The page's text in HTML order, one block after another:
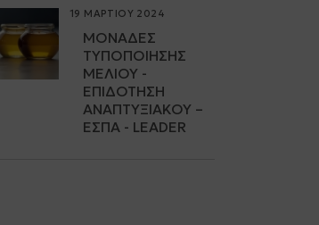
19 ΜΑΡΤΙΟΥ 2024
ΜΟΝΆΔΕΣ
ΤΥΠΟΠΟΊΗΣΗΣ
ΜΕΛΙΟΎ -
ΕΠΙΔΌΤΗΣΗ
ΑΝΑΠΤΥΞΙΑΚΟΎ –
ΕΣΠΑ - LEADER